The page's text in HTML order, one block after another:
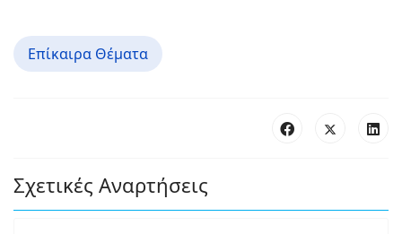
Επίκαιρα Θέματα
Σχετικές Αναρτήσεις